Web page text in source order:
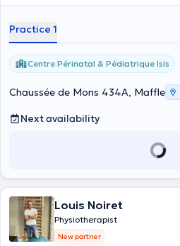
Practice 1
Centre Périnatal & Pédiatrique Isis
Chaussée de Mons 434A, Maffle
Next availability
Louis Noiret
Physiotherapist
New partner